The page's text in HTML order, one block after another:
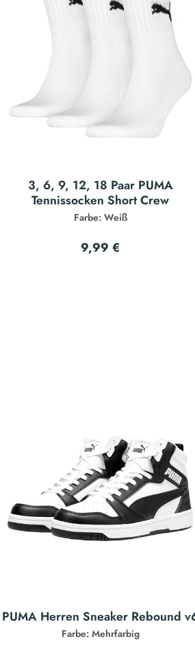
3, 6, 9, 12, 18 Paar PUMA
Tennissocken Short Crew
Farbe: Weiß
9,99 €
PUMA Herren Sneaker Rebound
Farbe: Mehrfarbig